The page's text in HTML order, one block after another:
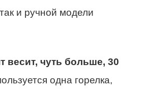
и ручной модели
весит, чуть больше, 30
одна горелка,